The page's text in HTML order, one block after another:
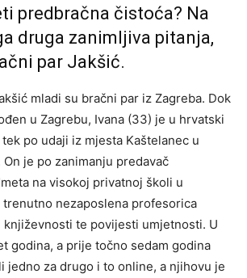
predbračna čistoća? Na
druga zanimljiva pitanja,
par Jakšić.
mladi su bračni par iz Zagreba. Dok
u Zagrebu, Ivana (33) je u hrvatski
po udaji iz mjesta Kaštelanec u
je po zanimanju predavač
na visokoj privatnoj školi u
trenutno nezaposlena profesorica
književnosti te povijesti umjetnosti. U
godina, a prije točno sedam godina
jedno za drugo i to online, a njihovu je